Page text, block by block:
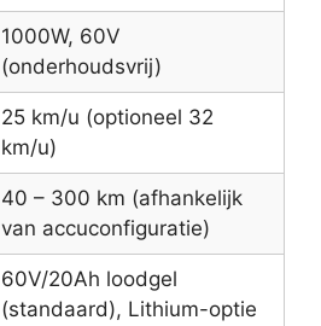
1000W, 60V
(onderhoudsvrij)
25 km/u (optioneel 32
km/u)
40 – 300 km (afhankelijk
van accuconfiguratie)
60V/20Ah loodgel
(standaard), Lithium-optie